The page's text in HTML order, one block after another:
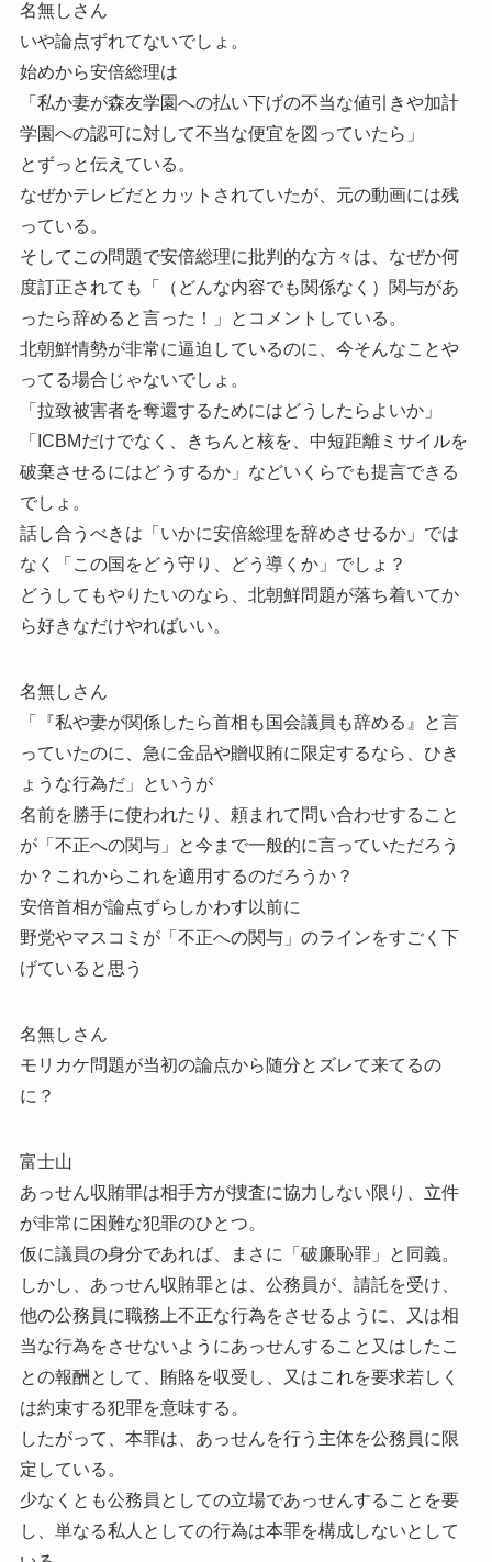
名無しさん
いや論点ずれてないでしょ。
始めから安倍総理は
「私か妻が森友学園への払い下げの不当な値引きや加計
学園への認可に対して不当な便宜を図っていたら」
とずっと伝えている。
なぜかテレビだとカットされていたが、元の動画には残
っている。
そしてこの問題で安倍総理に批判的な方々は、なぜか何
度訂正されても「（どんな内容でも関係なく）関与があ
ったら辞めると言った！」とコメントしている。
北朝鮮情勢が非常に逼迫しているのに、今そんなことや
ってる場合じゃないでしょ。
「拉致被害者を奪還するためにはどうしたらよいか」
「ICBMだけでなく、きちんと核を、中短距離ミサイルを
破棄させるにはどうするか」などいくらでも提言できる
でしょ。
話し合うべきは「いかに安倍総理を辞めさせるか」では
なく「この国をどう守り、どう導くか」でしょ？
どうしてもやりたいのなら、北朝鮮問題が落ち着いてか
ら好きなだけやればいい。
名無しさん
「『私や妻が関係したら首相も国会議員も辞める』と言
っていたのに、急に金品や贈収賄に限定するなら、ひき
ょうな行為だ」というが
名前を勝手に使われたり、頼まれて問い合わせすること
が「不正への関与」と今まで一般的に言っていただろう
か？これからこれを適用するのだろうか？
安倍首相が論点ずらしかわす以前に
野党やマスコミが「不正への関与」のラインをすごく下
げていると思う
名無しさん
モリカケ問題が当初の論点から随分とズレて来てるの
に？
富士山
あっせん収賄罪は相手方が捜査に協力しない限り、立件
が非常に困難な犯罪のひとつ。
仮に議員の身分であれば、まさに「破廉恥罪」と同義。
しかし、あっせん収賄罪とは、公務員が、請託を受け、
他の公務員に職務上不正な行為をさせるように、又は相
当な行為をさせないようにあっせんすること又はしたこ
との報酬として、賄賂を収受し、又はこれを要求若しく
は約束する犯罪を意味する。
したがって、本罪は、あっせんを行う主体を公務員に限
定している。
少なくとも公務員としての立場であっせんすることを要
し、単なる私人としての行為は本罪を構成しないとして